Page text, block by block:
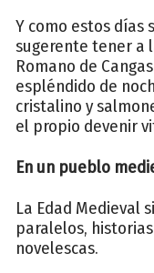
Y como estos días
sugerente tener a
Romano de
espléndido de
cristalino y
el propio devenir
En un pueblo
La Edad Medieval
paralelos,
novelescas.